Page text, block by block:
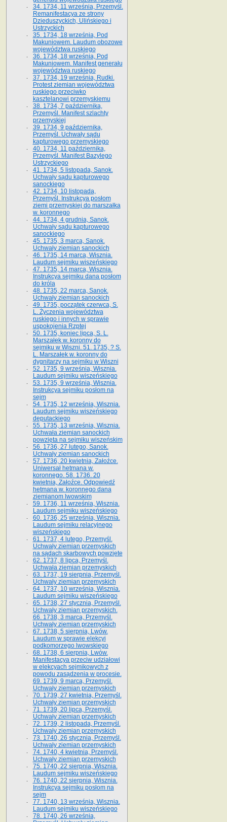
34. 1734, 11 września, Przemyśl.
Remanifestacya ze strony
Dzieduszyckich, Ulińskiego i
Ustrzyckich
35. 1734, 18 września, Pod
Makuniowem. Laudum obozowe
województwa ruskiego
36. 1734, 18 września, Pod
Makuniowem. Manifest generału
województwa ruskiego
37. 1734, 19 września, Rudki.
Protest ziemian województwa
ruskiego przeciwko
kasztelanowi przemyskiemu
38. 1734, 7 października,
Przemyśl. Manifest szlachty
przemyskiej
39. 1734, 9 października,
Przemyśl. Uchwały sądu
kapturowego przemyskiego
40. 1734, 11 października,
Przemyśl. Manifest Bazylego
Ustrzyckiego
41. 1734, 5 listopada, Sanok.
Uchwały sądu kapturowego
sanockiego
42. 1734, 10 listopada,
Przemyśl. Instrukcya posłom
ziemi przemyskiej do marszałka
w. koronnego
44. 1734, 4 grudnia, Sanok.
Uchwały sądu kapturowego
sanockiego
45. 1735, 3 marca, Sanok.
Uchwały ziemian sanockich
46. 1735, 14 marca, Wisznia.
Laudum sejmiku wiszeńskiego
47. 1735, 14 marca, Wisznia.
Instrukcya sejmiku dana posłom
do króla
48. 1735, 22 marca, Sanok.
Uchwały ziemian sanockich
49. 1735, początek czerwca, S.
L. Życzenia województwa
ruskiego i innych w sprawie
uspokojenia Rzptej
50. 1735, koniec lipca, S. L.
Marszałek w. koronny do
sejmiku w Wiszni. 51. 1735, ? S.
L. Marszałek w. koronny do
dygnitarzy na sejmiku w Wiszni
52. 1735, 9 września, Wisznia.
Laudum sejmiku wiszeńskiego
53. 1735, 9 września, Wisznia.
Instrukcya sejmiku posłom na
sejm
54. 1735, 12 września, Wisznia.
Laudum sejmiku wiszeńskiego
deputackiego
55. 1735, 13 września, Wisznia.
Uchwała ziemian sanockich
powzięta na sejmiku wiszeńskim
56. 1736, 27 lutego, Sanok.
Uchwały ziemian sanockich
57. 1736, 20 kwietnia, Załoźce.
Uniwersał hetmana w.
koronnego. 58. 1736. 20
kwietnia, Załoźce. Odpowiedź
hetmana w. koronnego dana
ziemianom lwowskim
59. 1736, 11 września, Wisznia.
Laudum sejmiku wiszeńskiego
60. 1736, 25 września, Wisznia.
Laudum sejmiku relacyjnego
wiszeńskiego
61. 1737, 4 lutego, Przemyśl.
Uchwały ziemian przemyskich
na sądach skarbowych powzięte
62. 1737, 8 lipca, Przemyśl.
Uchwała ziemian przemyskich
63. 1737, 19 sierpnia, Przemyśl.
Uchwały ziemian przemyskich
64. 1737, 10 września, Wisznia.
Laudum sejmiku wiszeńskiego
65. 1738, 27 stycznia, Przemyśl.
Uchwały ziemian przemyskich­­.
66. 1738, 3 marca, Przemyśl.
Uchwały ziemian przemyskich­
67. 1738, 5 sierpnia, Lwów.
Laudum w sprawie elekcyi
podkomorzego lwowskiego
68. 1738, 6 sierpnia, Lwów.
Manifestacya przeciw udziałowi
w elekcyach sejmikowych z
powodu zasądzenia w procesie.
69. 1739, 9 marca, Przemyśl.
Uchwały ziemian przemyskich
70. 1739, 27 kwietnia, Przemyśl.
Uchwały ziemian przemyskich
71. 1739, 20 lipca, Przemyśl.
Uchwały ziemian przemyskich
72. 1739, 2 listopada, Przemyśl.
Uchwały ziemian przemyskich
73. 1740, 26 stycznia, Przemyśl.
Uchwały ziemian przemyskich
74. 1740, 4 kwietnia, Przemyśl.
Uchwały ziemian przemyskich
75. 1740, 22 sierpnia, Wisznia.
Laudum sejmiku wiszeńskiego
76. 1740, 22 sierpnia, Wisznia.
Instrukcya sejmiku posłom na
sejm
77. 1740, 13 września, Wisznia.
Laudum sejmiku wiszeńskiego
78. 1740, 26 września,